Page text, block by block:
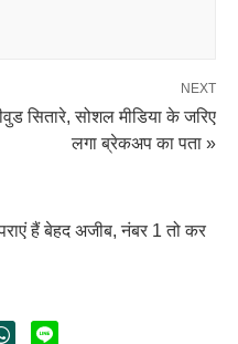
NEXT
सितारे, सोशल मीडिया के जरिए
लगा ब्रेकअप का पता »
हैं बेहद अजीब, नंबर 1 तो कर